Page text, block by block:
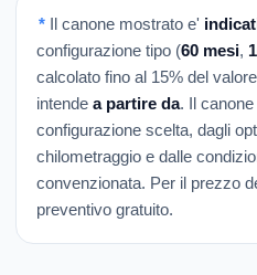
* Il canone mostrato e'
configurazione tipo (60 mesi,
calcolato fino al 15% del
intende a partire da. Il
configurazione scelta, dagli
chilometraggio e dalle
convenzionata. Per il prezzo
preventivo gratuito.